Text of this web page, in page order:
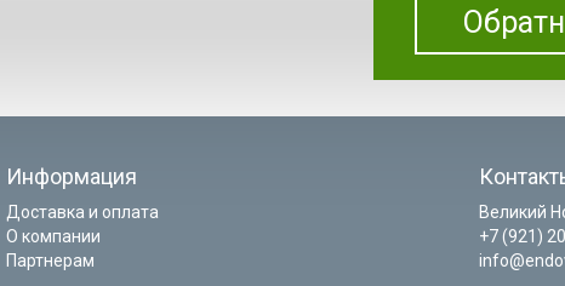
Информация
Доставка и оплата
О компании
Партнерам
Великий
+7 (921)